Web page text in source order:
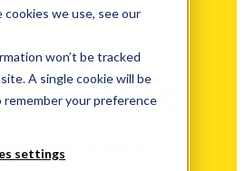
we use, see our
won’t be tracked
A single cookie will be
your preference
settings
Cloud
az AWS
en